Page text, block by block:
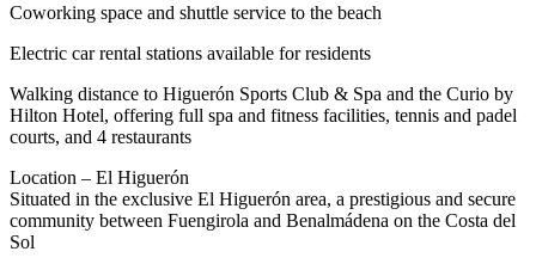
Coworking space and shuttle service to the beach
Electric car rental stations available for residents
Walking distance to Higuerón Sports Club & Spa and the Curio by
Hilton Hotel, offering full spa and fitness facilities, tennis and padel
courts, and 4 restaurants
Location – El Higuerón
Situated in the exclusive El Higuerón area, a prestigious and secure
community between Fuengirola and Benalmádena on the Costa del
Sol